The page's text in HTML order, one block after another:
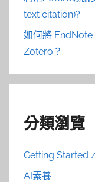
text citation)?
如何將 EndNote
Zotero？
分類瀏覽
Getting Started
AI素養